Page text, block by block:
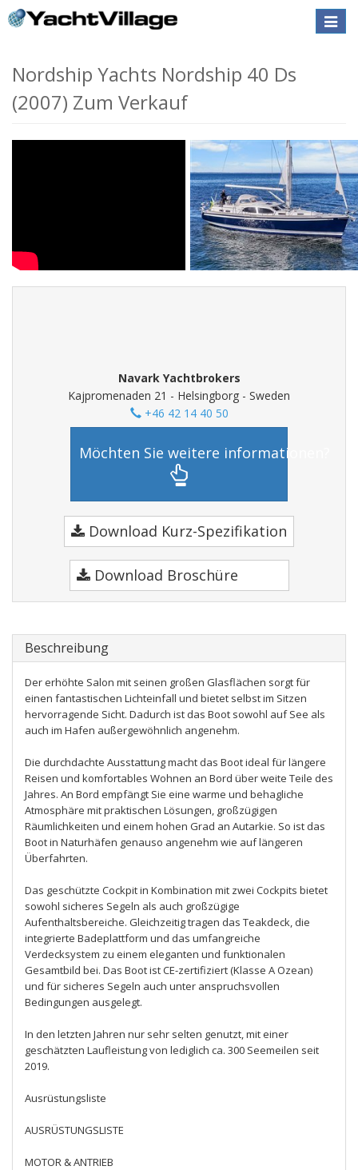
Toggle
Nordship Yachts Nordship 40 Ds
(2007) Zum Verkauf
Navark Yachtbrokers
Kajpromenaden 21 - Helsingborg - Sweden
+46 42 14 40 50
Möchten Sie weitere informationen?
Download Kurz-Spezifikation
Download Broschüre
Beschreibung
Der erhöhte Salon mit seinen großen Glasflächen sorgt für
einen fantastischen Lichteinfall und bietet selbst im Sitzen
hervorragende Sicht. Dadurch ist das Boot sowohl auf See als
auch im Hafen außergewöhnlich angenehm.
Die durchdachte Ausstattung macht das Boot ideal für längere
Reisen und komfortables Wohnen an Bord über weite Teile des
Jahres. An Bord empfängt Sie eine warme und behagliche
Atmosphäre mit praktischen Lösungen, großzügigen
Räumlichkeiten und einem hohen Grad an Autarkie. So ist das
Boot in Naturhäfen genauso angenehm wie auf längeren
Überfahrten.
Das geschützte Cockpit in Kombination mit zwei Cockpits bietet
sowohl sicheres Segeln als auch großzügige
Aufenthaltsbereiche. Gleichzeitig tragen das Teakdeck, die
integrierte Badeplattform und das umfangreiche
Verdecksystem zu einem eleganten und funktionalen
Gesamtbild bei. Das Boot ist CE-zertifiziert (Klasse A Ozean)
und für sicheres Segeln auch unter anspruchsvollen
Bedingungen ausgelegt.
In den letzten Jahren nur sehr selten genutzt, mit einer
geschätzten Laufleistung von lediglich ca. 300 Seemeilen seit
2019.
Ausrüstungsliste
AUSRÜSTUNGSLISTE
MOTOR & ANTRIEB